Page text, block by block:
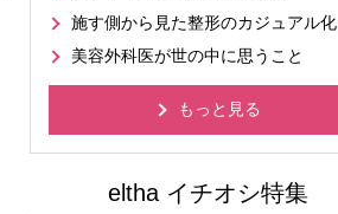
施す側から見た整形のカジュアル化
美容外科医が世の中に思うこと
もっと見る